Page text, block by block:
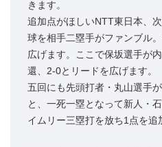
きます。
追加点がほしいNTT東日本、
球を相手二塁手がファンブル
広げます。ここで保坂選手が
還、2-0とリードを広げます。
五回にも先頭打者・丸山選手
と、一死一塁となって新人・
イムリー三塁打を放ち1点を追